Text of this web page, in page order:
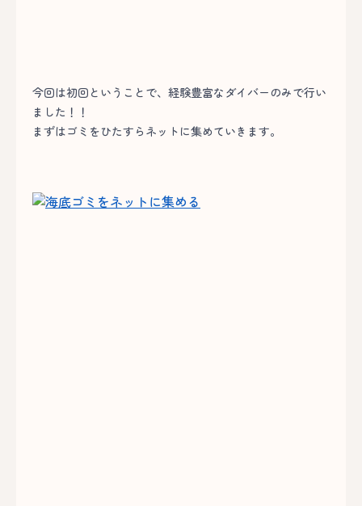
今回は初回ということで、経験豊富なダイバーのみで行い
ました！！
まずはゴミをひたすらネットに集めていきます。